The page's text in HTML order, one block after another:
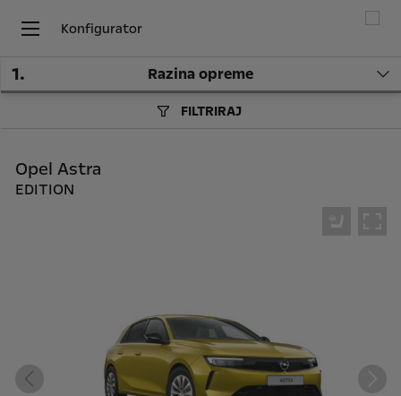
Konfigurator
1. Razina opreme
FILTRIRAJ
Opel Astra
EDITION